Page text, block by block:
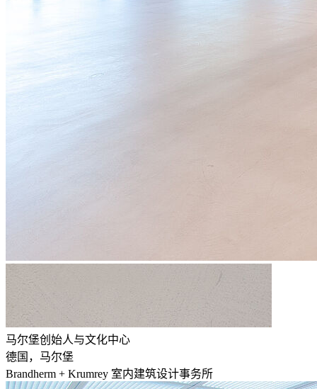
马尔堡创始人与文化中心
德国，马尔堡
Brandherm + Krumrey 室内建筑设计事务所